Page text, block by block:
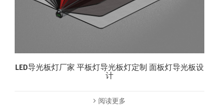
LED导光板灯厂家 平板灯导光板灯定制 面板灯导光板设
计
阅读更多